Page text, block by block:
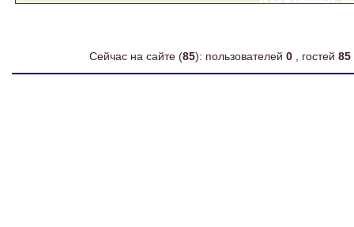
Сейчас на сайте (85): пользователей 0 , гостей 85